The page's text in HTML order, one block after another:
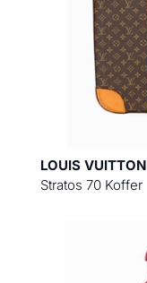
LOUIS VUITTON
Stratos 70 Koffer